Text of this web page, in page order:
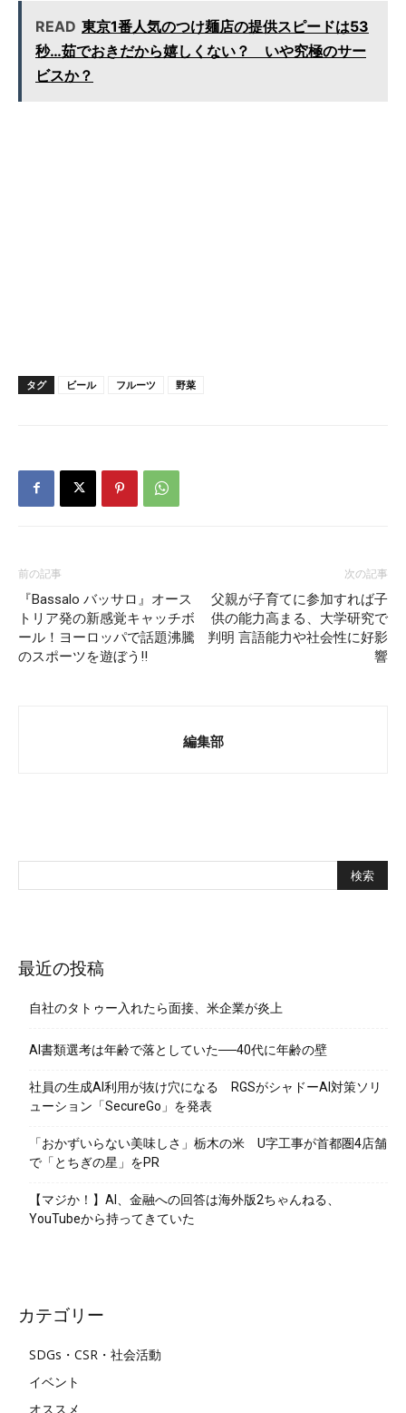
READ 東京1番人気のつけ麺店の提供スピードは53
秒…茹でおきだから嬉しくない？ いや究極のサー
ビスか？
タグ ビール フルーツ 野菜
前の記事
『Bassalo バッサロ』オース
トリア発の新感覚キャッチボ
ール！ヨーロッパで話題沸騰
のスポーツを遊ぼう!!
次の記事
父親が子育てに参加すれば子
供の能力高まる、大学研究で
判明 言語能力や社会性に好影
響
編集部
最近の投稿
自社のタトゥー入れたら面接、米企業が炎上
AI書類選考は年齢で落としていた──40代に年齢の壁
社員の生成AI利用が抜け穴になる RGSがシャドーAI対策ソリ
ューション「SecureGo」を発表
「おかずいらない美味しさ」栃木の米 U字工事が首都圏4店舗
で「とちぎの星」をPR
【マジか！】AI、金融への回答は海外版2ちゃんねる、
YouTubeから持ってきていた
カテゴリー
SDGs・CSR・社会活動
イベント
オススメ